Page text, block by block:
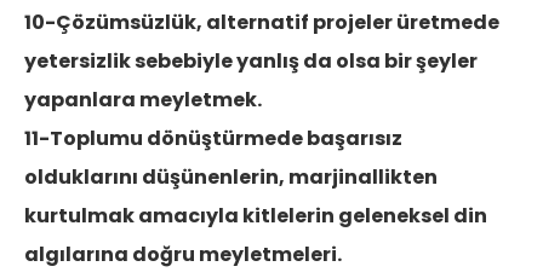
10-Çözümsüzlük, alternatif projeler üretmede
yetersizlik sebebiyle yanlış da olsa bir şeyler
yapanlara meyletmek.
11-Toplumu dönüştürmede başarısız
olduklarını düşünenlerin, marjinallikten
kurtulmak amacıyla kitlelerin geleneksel din
algılarına doğru meyletmeleri.